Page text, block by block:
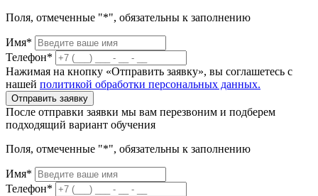
Поля, отмеченные "*", обязательны к заполнению
Имя*
Телефон*
Нажимая на кнопку «Отправить заявку», вы соглашетесь с
нашей политикой обработки персональных данных.
Отправить заявку
После отправки заявки мы вам перезвоним и подберем
подходящий вариант обучения
Поля, отмеченные "*", обязательны к заполнению
Имя*
Телефон*